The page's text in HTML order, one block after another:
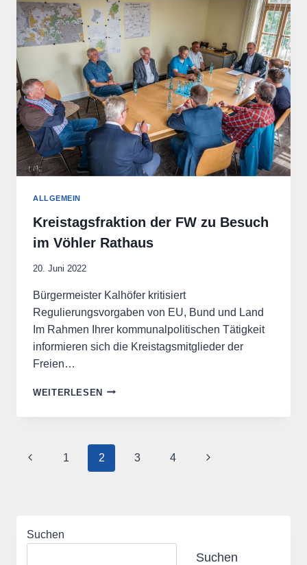
EWF
ALLGEMEIN
Kreistagsfraktion der FW zu Besuch
im Vöhler Rathaus
20. Juni 2022
Bürgermeister Kalhöfer kritisiert
Regulierungsvorgaben von EU, Bund und Land
Im Rahmen Ihrer kommunalpolitischen Tätigkeit
informieren sich die Kreistagsmitglieder der
Freien…
WEITERLESEN KREISTAGSFRAKTION
FW
BESUCH
IM
VÖHLER
Seitennavigation
Vorherige1 2 3 4 Nächste
Suchen
Suchen